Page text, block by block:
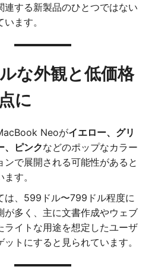
連する新製品のひとつではない
ます。
な外観と低価格
に
Neoがイエロー、グリ
、ピンクなどのポップなカラー
ンで展開される可能性があると
す。
は、599ドル〜799ドル程度に
が多く、主に文書作成やウェブ
ライトな用途を想定したユーザ
ットにすると見られています。